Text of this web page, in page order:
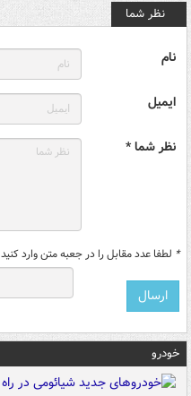
نظر شما
نام
ایمیل
نظر شما *
* لطفا عدد مقابل را در جعبه متن وارد کنید
خودرو